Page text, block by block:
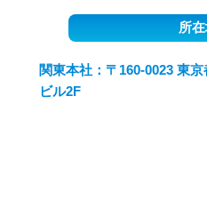
所
関東本社：〒160-0023 東
ビル2F